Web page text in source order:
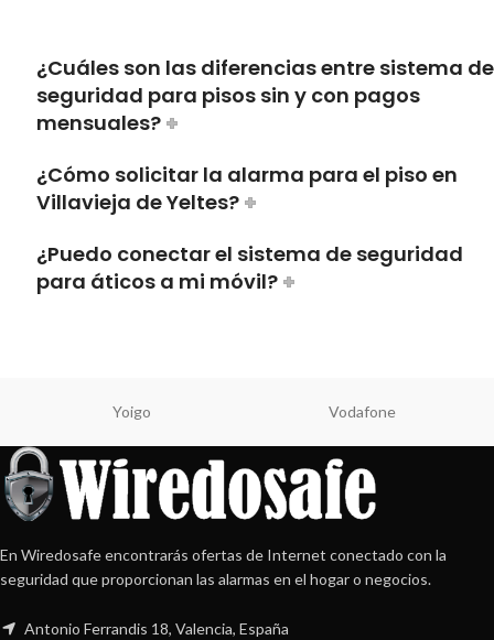
¿Cuáles son las diferencias entre sistema de
seguridad para pisos sin y con pagos
mensuales?
¿Cómo solicitar la alarma para el piso en
Villavieja de Yeltes?
¿Puedo conectar el sistema de seguridad
para áticos a mi móvil?
Yoigo Vodafone
En Wiredosafe encontrarás ofertas de Internet conectado con la
seguridad que proporcionan las alarmas en el hogar o negocios.
Antonio Ferrandis 18, Valencia, España